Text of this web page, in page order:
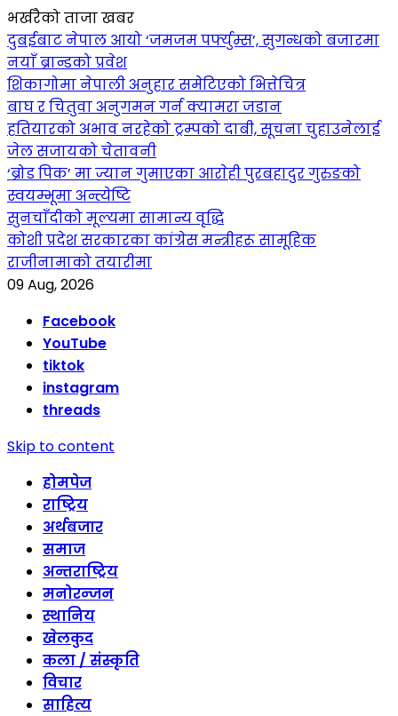
भर्खरैको ताजा खबर
दुबईबाट नेपाल आयो ‘जमजम पर्फ्युम्स’, सुगन्धको बजारमा
नयाँ ब्रान्डको प्रवेश
शिकागोमा नेपाली अनुहार समेटिएको भित्तेचित्र
बाघ र चितुवा अनुगमन गर्न क्यामरा जडान
हतियारको अभाव नरहेको ट्रम्पको दाबी, सूचना चुहाउनेलाई
जेल सजायको चेतावनी
‘ब्रोड पिक’ मा ज्यान गुमाएका आराेही पुरबहादुर गुरुङको
स्वयम्भूमा अन्त्येष्टि
सुनचाँदीको मूल्यमा सामान्य वृद्धि
कोशी प्रदेश सरकारका कांग्रेस मन्त्रीहरू सामूहिक
राजीनामाको तयारीमा
09 Aug, 2026
Facebook
YouTube
tiktok
instagram
threads
Skip to content
होमपेज
राष्ट्रिय
अर्थबजार
समाज
अन्तराष्ट्रिय
मनोरन्जन
स्थानिय
खेलकुद
कला / संस्कृति
विचार
साहित्य